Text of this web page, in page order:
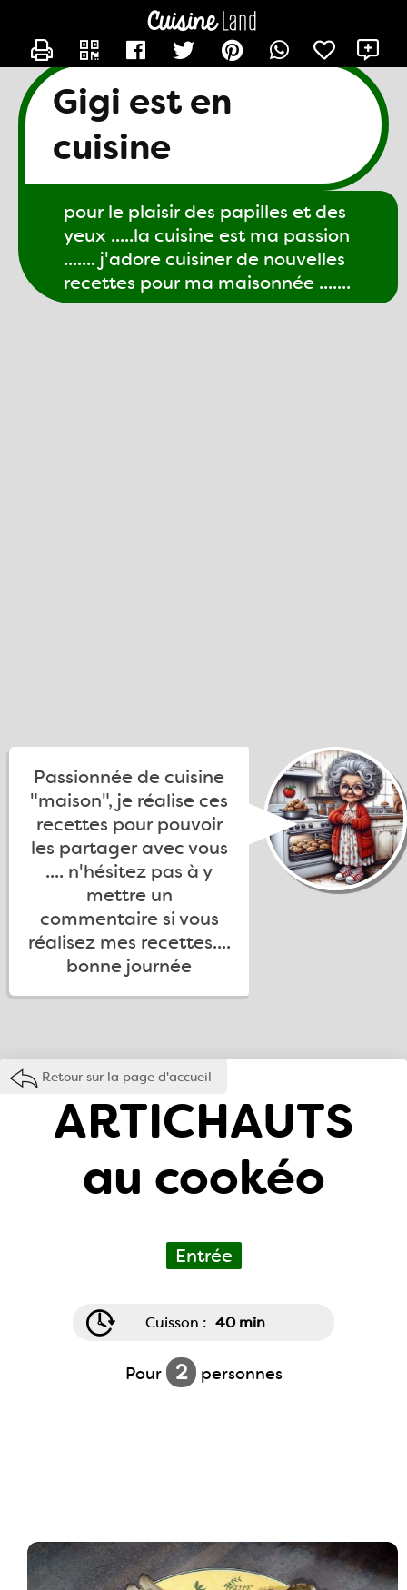
Gigi est en
cuisine
pour le plaisir des papilles et des
yeux .....la cuisine est ma passion
....... j'adore cuisiner de nouvelles
recettes pour ma maisonnée .......
Passionnée de cuisine
"maison", je réalise ces
recettes pour pouvoir
les partager avec vous
.... n'hésitez pas à y
mettre un
commentaire si vous
réalisez mes recettes....
bonne journée
Retour sur la page d'accueil
ARTICHAUTS
au cookéo
Entrée
Cuisson : 40 min
Pour 2 personnes
CONTACTER GIGI61